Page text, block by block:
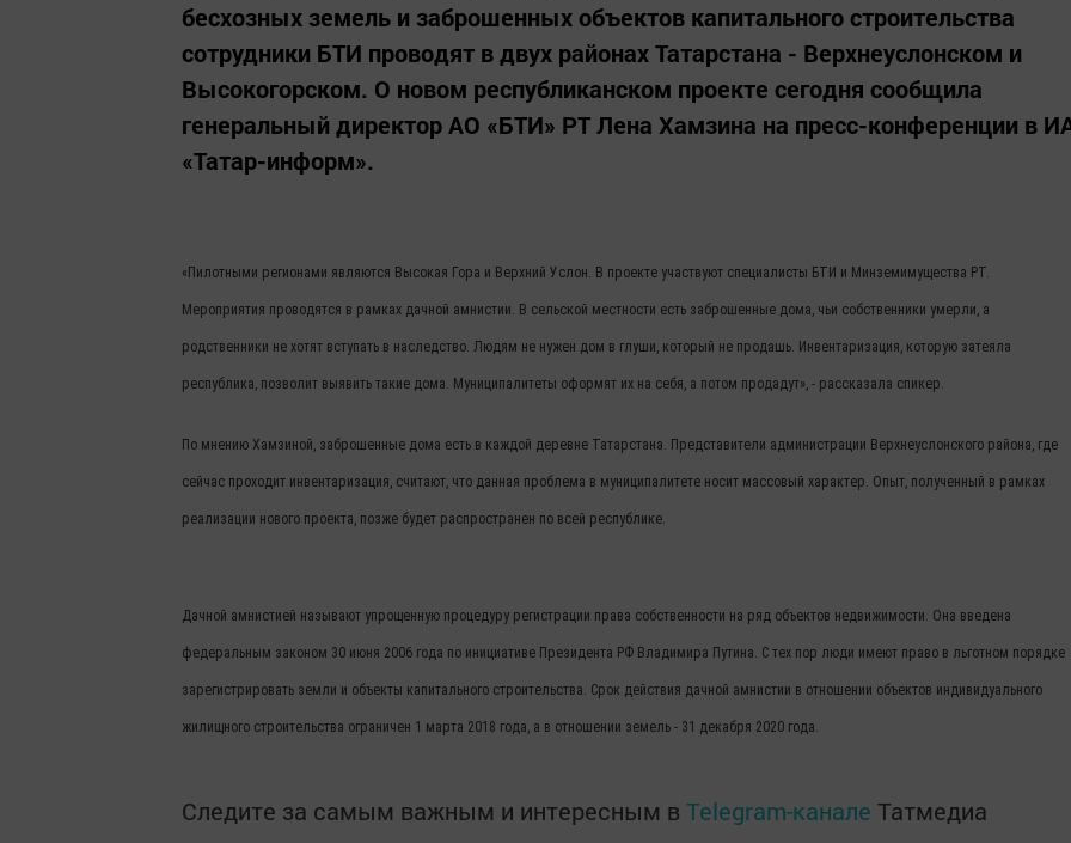
бесхозных земель и заброшенных объектов капитального строительства
сотрудники БТИ проводят в двух районах Татарстана - Верхнеуслонском и
Высокогорском. О новом республиканском проекте сегодня сообщила
генеральный директор АО «БТИ» РТ Лена Хамзина на пресс-конференции в
«Татар-информ».
«Пилотными регионами являются Высокая Гора и Верхний Услон. В проекте участвуют специалисты БТИ и Минземимущества РТ.
Мероприятия проводятся в рамках дачной амнистии. В сельской местности есть заброшенные дома, чьи собственники умерли, а
родственники не хотят вступать в наследство. Людям не нужен дом в глуши, который не продашь. Инвентаризация, которую затеяла
республика, позволит выявить такие дома. Муниципалитеты оформят их на себя, а потом продадут», - рассказала спикер.
По мнению Хамзиной, заброшенные дома есть в каждой деревне Татарстана. Представители администрации Верхнеуслонского района, где
сейчас проходит инвентаризация, считают, что данная проблема в муниципалитете носит массовый характер. Опыт, полученный в рамках
реализации нового проекта, позже будет распространен по всей республике.
Дачной амнистией называют упрощенную процедуру регистрации права собственности на ряд объектов недвижимости. Она введена
федеральным законом 30 июня 2006 года по инициативе Президента РФ Владимира Путина. С тех пор люди имеют право в льготном порядке
зарегистрировать земли и объекты капитального строительства. Срок действия дачной амнистии в отношении объектов индивидуального
жилищного строительства ограничен 1 марта 2018 года, а в отношении земель - 31 декабря 2020 года.
Следите за самым важным и интересным в Telegram-канале Татмедиа